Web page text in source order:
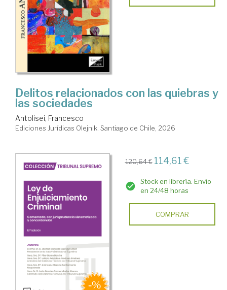
Delitos relacionados con las quiebras y
las sociedades
Antolisei, Francesco
Ediciones Jurídicas Olejnik. Santiago de Chile, 2026
120,64 € 114,61 €
Stock en librería. Envío
en 24/48 horas
COMPRAR